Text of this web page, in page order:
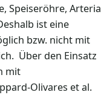
Speiseröhre, Arteria
ist eine
bzw. nicht mit
Über den Einsatz
mit
Olivares et al.